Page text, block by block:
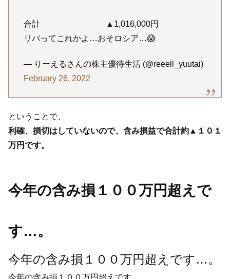
合計 ▲1,016,000円
リバってこれかよ…おそロシア…😱
— りーえるさんの株主優待生活 (@reeell_yuutai)
February 26, 2022
ということで、
利確、損切はしていないので、含み損益で合計約▲１０１
万円です。
今年の含み損１００万円超えで
す…。
今年の含み損１００万円超えです…。
今年の含み損１００万円超えです…。